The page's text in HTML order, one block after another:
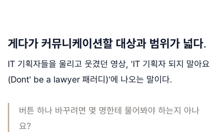
게다가 커뮤니케이션할 대상과 범위가 넓다.
IT 기획자들을 울리고 웃겼던 영상, 'IT 기획자 되지 말아요
(Dont' be a lawyer 패러디)'에 나오는 말이다.
버튼 하나 바꾸려면 몇 명한테 물어봐야 하는지 아나
요?